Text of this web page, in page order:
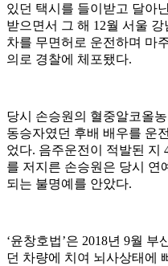
있던 택시를 들이받고 달아
받으면서 그 해 12월 서울
차를 무면허로 운전하며 마
의로 경찰에 체포됐다.
당시 손승원의 혈중알코올
동승자였던 후배 배우를 운
었다. 음주운전이 적발된 지
를 저지른 손승원은 당시 연
되는 불명예를 안았다.
‘윤창호법’은 2018년 9월
던 차량에 치여 뇌사상태에